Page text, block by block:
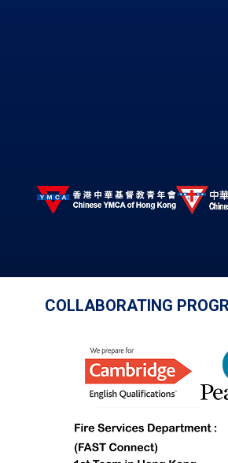
COLLABORATING